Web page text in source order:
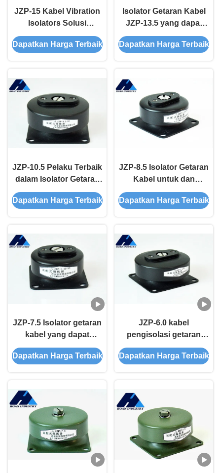
JZP-15 Kabel Vibration
Isolators Solusi
Damping Ultimate untuk
Sistem Mekanis
Dapatkan Harga Terbaik
Isolator Getaran Kabel
JZP-13.5 yang dapat
disesuaikan
mengurangi getaran
Dapatkan Harga Terbaik
JZP-10.5 Pelaku Terbaik
dalam Isolator Getaran
Kabel untuk Manufaktur
Instrumen Presisi
Dapatkan Harga Terbaik
JZP-8.5 Isolator Getaran
Kabel untuk dan
Damping di Aeronautika
dan Ruang Angkasa
Dapatkan Harga Terbaik
JZP-7.5 Isolator getaran
kabel yang dapat
disesuaikan untuk
lingkungan kerja yang
Dapatkan Harga Terbaik
JZP-6.0 kabel
pengisolasi getaran
yang sempurna untuk
sistem peralatan presisi
Dapatkan Harga Terbaik